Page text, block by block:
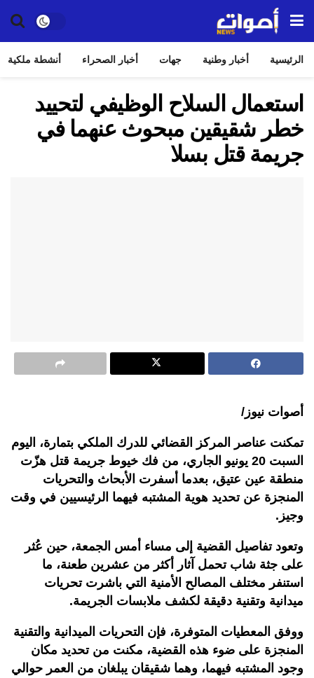
الرئيسية أخبار وطنية جهات أخبار الصحراء أنشطة ملكية
استعمال السلاح الوظيفي لتحييد
خطر شقيقين مبحوث عنهما في
جريمة قتل بسلا
أصوات نيوز/
تمكنت عناصر المركز القضائي للدرك الملكي بتمارة، اليوم
السبت 20 يونيو الجاري، من فك خيوط جريمة قتل هزّت
منطقة عين عتيق، بعدما أسفرت الأبحاث والتحريات
المنجزة عن تحديد هوية المشتبه فيهما الرئيسيين في وقت
وجيز.
وتعود تفاصيل القضية إلى مساء أمس الجمعة، حين عُثر
على جثة شاب تحمل آثار أكثر من عشرين طعنة، ما
استنفر مختلف المصالح الأمنية التي باشرت تحريات
ميدانية وتقنية دقيقة لكشف ملابسات الجريمة.
ووفق المعطيات المتوفرة، فإن التحريات الميدانية والتقنية
المنجزة على ضوء هذه القضية، مكنت من تحديد مكان
وجود المشتبه فيهما، وهما شقيقان يبلغان من العمر حوالي